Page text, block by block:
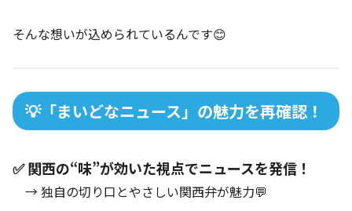
そんな想いが込められているんです😊
💡「まいどなニュース」の魅力を再確認！
✅ 関西の“味”が効いた視点でニュースを発信！
→ 独自の切り口とやさしい関西弁が魅力💬